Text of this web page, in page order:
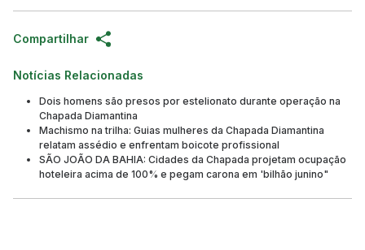
Compartilhar
Notícias Relacionadas
Dois homens são presos por estelionato durante operação na
Chapada Diamantina
Machismo na trilha: Guias mulheres da Chapada Diamantina
relatam assédio e enfrentam boicote profissional
SÃO JOÃO DA BAHIA: Cidades da Chapada projetam ocupação
hoteleira acima de 100% e pegam carona em 'bilhão junino"